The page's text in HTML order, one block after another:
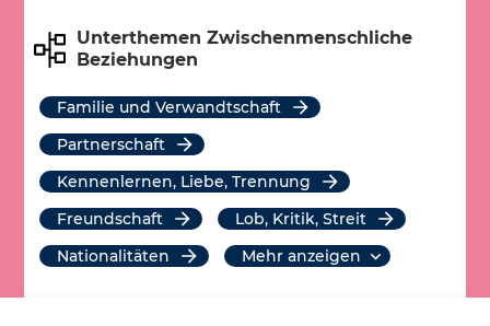
Unterthemen Zwischenmenschliche
Beziehungen
Familie und Verwandtschaft
Partnerschaft
Kennenlernen, Liebe, Trennung
Freundschaft
Lob, Kritik, Streit
Nationalitäten
mehr anzeigen